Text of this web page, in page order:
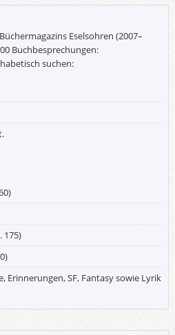
Eselsohren (2007–
Buchbesprechungen:
suchen:
175)
Erinnerungen, SF, Fantasy sowie Lyrik